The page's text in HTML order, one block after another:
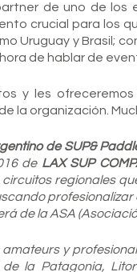
de uno de
crucial para los
Uruguay y Brasil;
de hablar de
y les
la organización.
de SUP&
de LAX SUP
regionales
de la ASA
y
la Patagonia,